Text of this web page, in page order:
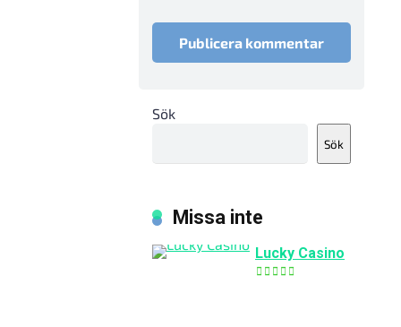
Sök
Sök
Missa inte
Lucky Casino